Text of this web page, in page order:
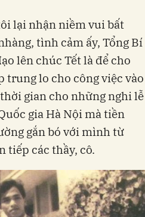
lại nhận niềm vui bất
tình cảm ấy, Tổng Bí
lên chúc Tết là để cho
trung lo cho công việc vào
gian cho những nghi lễ
gia Hà Nội mà tiền
gắn bó với mình từ
tiếp các thầy, cô.